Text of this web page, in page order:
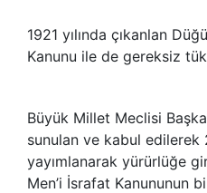
1921 yılında çıkanlan
Kanunu ile de gereksiz
Büyük Millet Meclisi
sunulan ve kabul edilerek
yayımlanarak yürürlüğe
Men’i İsrafat Kanununun